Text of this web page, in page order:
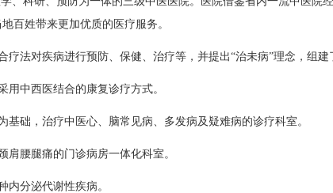
百姓带来更加优质的医疗服务。
疗法对疾病进行预防、保健、治疗等，并提出“治未病”理念，组
用中西医结合的康复诊疗方式。
础，治疗中医心、脑常见病、多发病及疑难病的诊疗科室。
腰腿痛的门诊病房一体化科室。
内分泌代谢性疾病。